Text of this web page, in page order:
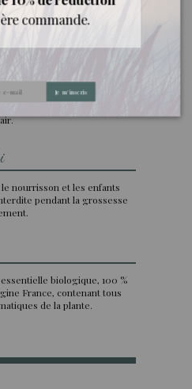
(toujours dilué
, maximum 20%), oral
avant ingestion),
à l’abri de la lumière,
nourrisson et les enfants
pendant la grossesse
biologique, 100 %
France, contenant tous
de la plante.
commande.
Je m'inscris